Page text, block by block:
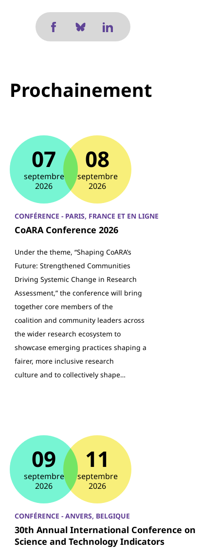
Prochainement
07
septembre
2026
08
septembre
2026
CONFÉRENCE - PARIS, FRANCE ET EN LIGNE
CoARA Conference 2026
Under the theme, “Shaping CoARA’s
Future: Strengthened Communities
Driving Systemic Change in Research
Assessment,” the conference will bring
together core members of the
coalition and community leaders across
the wider research ecosystem to
showcase emerging practices shaping a
fairer, more inclusive research
culture and to collectively shape…
09
septembre
2026
11
septembre
2026
CONFÉRENCE - ANVERS, BELGIQUE
30th Annual International Conference on
Science and Technology Indicators